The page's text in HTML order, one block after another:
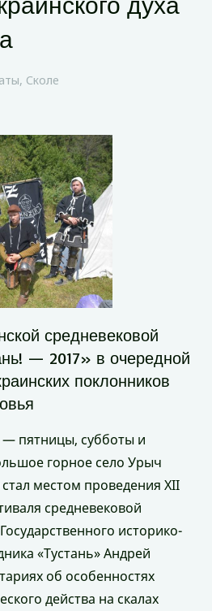
, Сколе
средневековой
— 2017» в очередной
поклонников
— пятницы, субботы и
горное село Урыч
стал местом проведения XII
средневековой
историко-
«Тустань» Андрей
об особенностях
действа на скалах